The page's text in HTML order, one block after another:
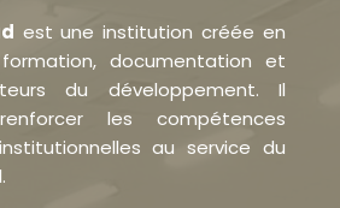
est une institution créée en
documentation et
du développement. Il
les compétences
au service du